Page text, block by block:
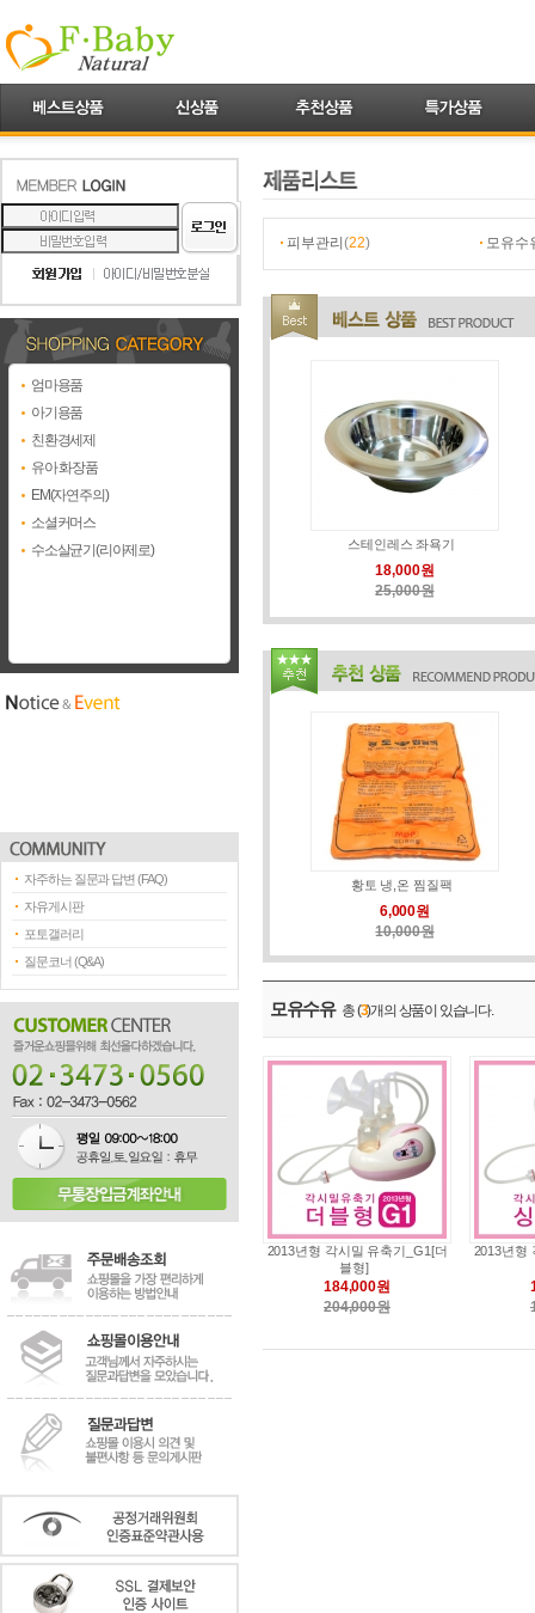
엄마용품
아기용품
친환경세제
유아 화장품
EM(자연주의)
소셜커머스
수소살균기(리아제로)
자주하는 질문과 답변 (FAQ)
자유게시판
포토갤러리
질문코너 (Q&A)
피부관리 (22) 모유수
스테인레스 좌욕기
18,000원
25,000원
황토 냉,온 찜질팩
6,000원
10,000원
모유수유 총 (3)개의 상품이 있습니다.
2013년형 각시밀 유축기_G1[더
블형]
184,000원
204,000원
2013년형